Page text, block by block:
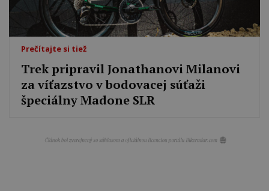
Prečítajte si tiež
Trek pripravil Jonathanovi Milanovi
za víťazstvo v bodovacej súťaži
špeciálny Madone SLR